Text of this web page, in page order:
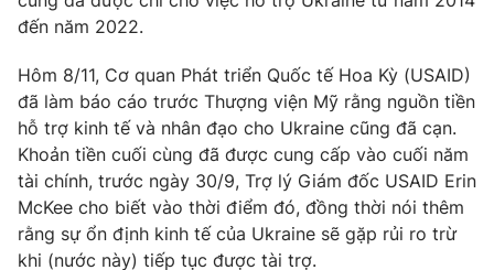
Cơ quan báo chí:Thời báo VTV
Giấy phép hoạt động báo in và báo điện tử số 483/GP-BTTTT
cấp ngày 29/12/2023
Tổng Biên tập:Vũ Thanh Thủy
Phó Tổng Biên tập:
Nguyễn Thị Mỹ Hạnh, Phạm Quốc Thắng,
Nguyễn Trọng Ninh
Tổng đài VTV: 024.38 355 931 - 024.38 355 932
đến năm 2022.
Hôm 8/11, Cơ quan Phát triển Quốc tế Hoa Kỳ (USAID)
đã làm báo cáo trước Thượng viện Mỹ rằng nguồn tiền
hỗ trợ kinh tế và nhân đạo cho Ukraine cũng đã cạn.
Khoản tiền cuối cùng đã được cung cấp vào cuối năm
tài chính, trước ngày 30/9, Trợ lý Giám đốc USAID Erin
McKee cho biết vào thời điểm đó, đồng thời nói thêm
rằng sự ổn định kinh tế của Ukraine sẽ gặp rủi ro trừ
khi (nước này) tiếp tục được tài trợ.